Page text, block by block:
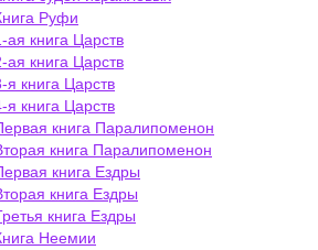
Руфи
ая книга Царств
ая книга Царств
я книга Царств
я книга Царств
книга Паралипоменон
книга Паралипоменон
книга Ездры
книга Ездры
книга Ездры
Неемии